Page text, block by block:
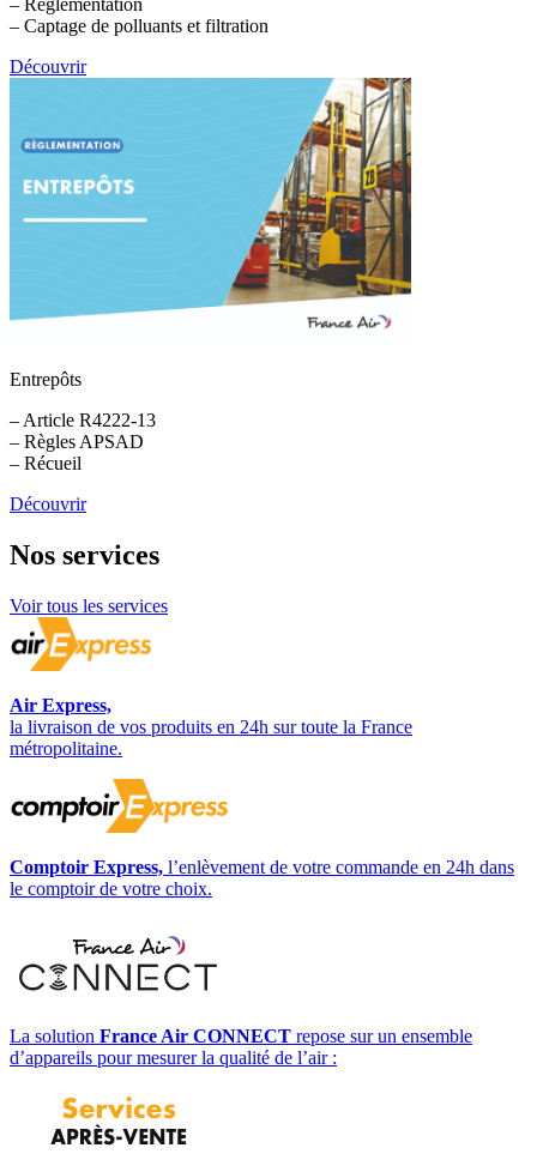
– Captage de polluants et filtration
Découvrir
Entrepôts
– Article R4222-13
– Règles APSAD
– Récueil
Découvrir
Nos services
Voir tous les services
Air Express,
la livraison de vos produits en 24h sur toute la France
métropolitaine.
Comptoir Express, l’enlèvement de votre commande en 24h dans
le comptoir de votre choix.
La solution France Air CONNECT repose sur un ensemble
d’appareils pour mesurer la qualité de l’air :